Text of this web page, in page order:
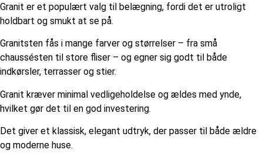
Granit er et populært valg til belægning, fordi det er utroligt
holdbart og smukt at se på.
Granitsten fås i mange farver og størrelser – fra små
chaussésten til store fliser – og egner sig godt til både
indkørsler, terrasser og stier.
Granit kræver minimal vedligeholdelse og ældes med ynde,
hvilket gør det til en god investering.
Det giver et klassisk, elegant udtryk, der passer til både ældre
og moderne huse.